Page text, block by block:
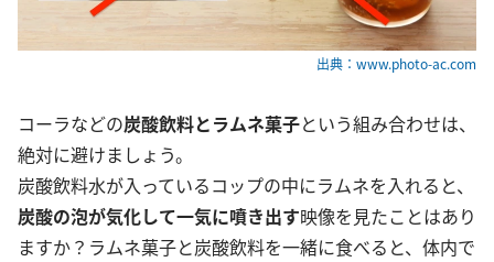
出典：www.photo-ac.com
コーラなどの炭酸飲料とラムネ菓子という組み合わせは、
絶対に避けましょう。
炭酸飲料水が入っているコップの中にラムネを入れると、
炭酸の泡が気化して一気に噴き出す映像を見たことはあり
ますか？ラムネ菓子と炭酸飲料を一緒に食べると、体内で